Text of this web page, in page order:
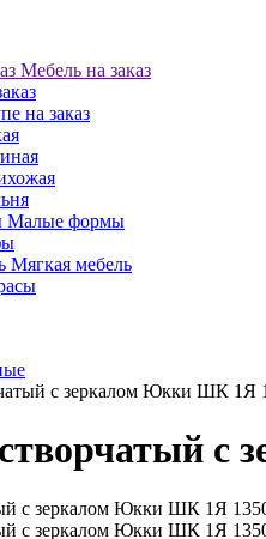
Мебель на заказ
на заказ
Малые формы
Мягкая мебель
с зеркалом Юкки ШК 1Я
с